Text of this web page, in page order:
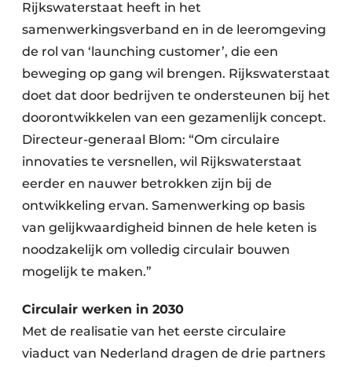
Rijkswaterstaat heeft in het
samenwerkingsverband en in de leeromgeving
de rol van ‘launching customer’, die een
beweging op gang wil brengen. Rijkswaterstaat
doet dat door bedrijven te ondersteunen bij het
doorontwikkelen van een gezamenlijk concept.
Directeur-generaal Blom: “Om circulaire
innovaties te versnellen, wil Rijkswaterstaat
eerder en nauwer betrokken zijn bij de
ontwikkeling ervan. Samenwerking op basis
van gelijkwaardigheid binnen de hele keten is
noodzakelijk om volledig circulair bouwen
mogelijk te maken.”
Circulair werken in 2030
Met de realisatie van het eerste circulaire
viaduct van Nederland dragen de drie partners